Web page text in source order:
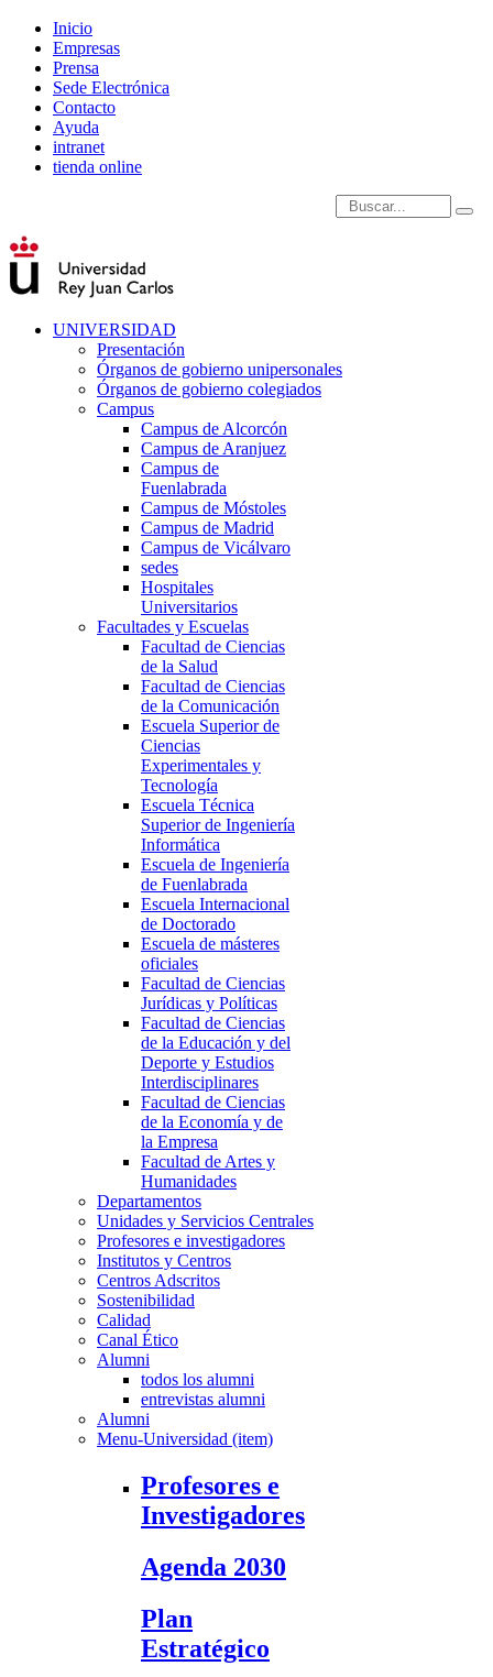
Inicio
Empresas
Prensa
Sede Electrónica
Contacto
Ayuda
intranet
tienda online
Introduce términos de
UNIVERSIDAD
Presentación
Órganos de gobierno unipersonales
Órganos de gobierno colegiados
Campus
Campus de Alcorcón
Campus de Aranjuez
Campus de
Fuenlabrada
Campus de Móstoles
Campus de Madrid
Campus de Vicálvaro
sedes
Hospitales
Universitarios
Facultades y Escuelas
Facultad de Ciencias
de la Salud
Facultad de Ciencias
de la Comunicación
Escuela Superior de
Ciencias
Experimentales y
Tecnología
Escuela Técnica
Superior de Ingeniería
Informática
Escuela de Ingeniería
de Fuenlabrada
Escuela Internacional
de Doctorado
Escuela de másteres
oficiales
Facultad de Ciencias
Jurídicas y Políticas
Facultad de Ciencias
de la Educación y del
Deporte y Estudios
Interdisciplinares
Facultad de Ciencias
de la Economía y de
la Empresa
Facultad de Artes y
Humanidades
Departamentos
Unidades y Servicios Centrales
Profesores e investigadores
Institutos y Centros
Centros Adscritos
Sostenibilidad
Calidad
Canal Ético
Alumni
todos los alumni
entrevistas alumni
Alumni
Menu-Universidad (item)
Profesores e
Investigadores
Agenda 2030
Plan
Estratégico